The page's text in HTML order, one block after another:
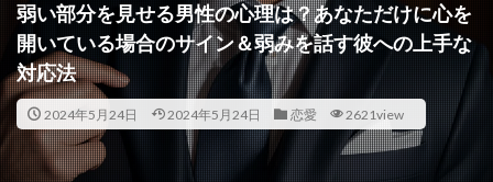
弱い部分を見せる男性の心理は？あなただけに心を
開いている場合のサイン＆弱みを話す彼への上手な
対応法
2024年5月24日 2024年5月24日 恋愛 2621view